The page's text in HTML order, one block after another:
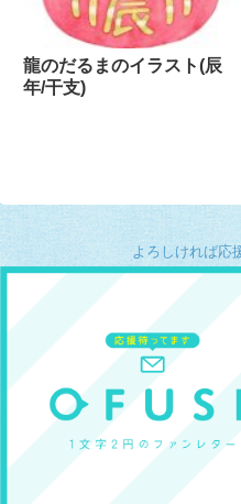
龍のだるまのイラスト(辰
年/干支)
よろしければ応